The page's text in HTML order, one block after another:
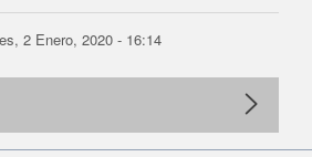
2 Enero, 2020 - 16:14